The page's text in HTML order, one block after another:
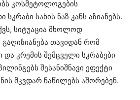
კოსმეტოლოგების
სახის ნაზ კანს აზიანებს.
სიტუაცია მხოლოდ
გაღიზიანება თავიდან რომ
კრემის შემცველი სკრაბები
შესანიშნავი ეფექტი
მკვდარ ნაწილებს აშორებენ.